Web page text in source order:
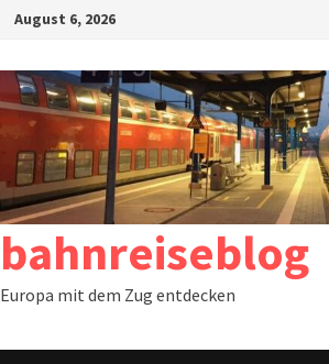
Zum
springen
August 6, 2026
bahnreiseblog
Europa mit dem Zug entdecken